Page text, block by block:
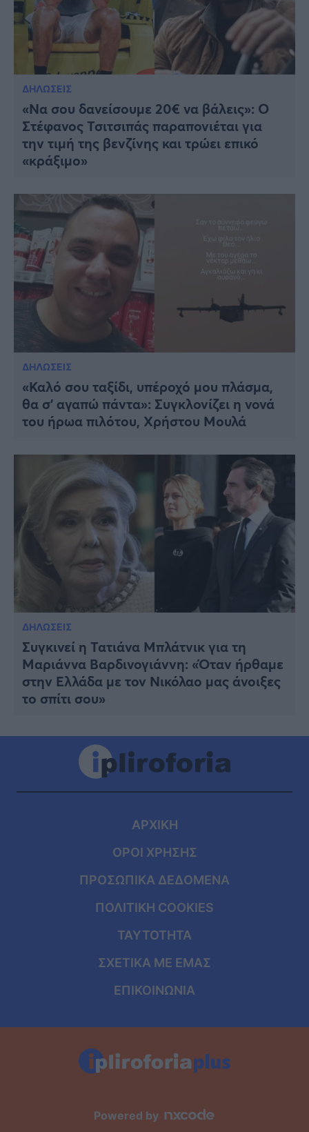
ΔΗΛΩΣΕΙΣ
«Να σου δανείσουμε 20€ να βάλεις»: Ο
Στέφανος Τσιτσιπάς παραπονιέται για
την τιμή της βενζίνης και τρώει επικό
«κράξιμο»
ΔΗΛΩΣΕΙΣ
«Καλό σου ταξίδι, υπέροχό μου πλάσμα,
θα σ’ αγαπώ πάντα»: Συγκλονίζει η νονά
του ήρωα πιλότου, Χρήστου Μουλά
ΔΗΛΩΣΕΙΣ
Συγκινεί η Τατιάνα Μπλάτνικ για τη
Μαριάννα Βαρδινογιάννη: «Όταν ήρθαμε
στην Ελλάδα με τον Νικόλαο μας άνοιξες
το σπίτι σου»
ΑΡΧΙΚΗ
ΟΡΟΙ ΧΡΗΣΗΣ
ΠΡΟΣΩΠΙΚΑ ΔΕΔΟΜΕΝΑ
ΠΟΛΙΤΙΚΗ COOKIES
ΤΑΥΤΟΤΗΤΑ
ΣΧΕΤΙΚΑ ΜΕ ΕΜΑΣ
ΕΠΙΚΟΙΝΩΝΙΑ
Powered by